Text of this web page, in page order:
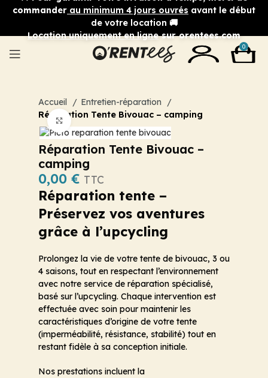
commander au minimum 4 jours ouvrés avant le début
de votre location 🚚
Location uniquement en lignesur orentees.com
0
Accueil
Entretien-réparation
Réparation Tente Bivouac – camping
Cliquez pour agrandir
Réparation Tente Bivouac –
camping
0,00 € TTC
Réparation tente –
Préservez vos aventures
grâce à l’upcycling
Prolongez la vie de votre tente de bivouac, 3 ou
4 saisons, tout en respectant l’environnement
avec notre service de réparation spécialisé,
basé sur l’upcycling. Chaque intervention est
effectuée avec soin pour maintenir les
caractéristiques d’origine de votre tente
(imperméabilité, résistance, stabilité) tout en
restant fidèle à sa conception initiale.
Nos prestations incluent la